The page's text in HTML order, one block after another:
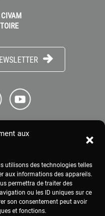
aux
utilisons des technologies telles
aux informations des appareils.
permettra de traiter des
ou les ID uniques sur ce
son consentement peut avoir
et fonctions.
CIVAM